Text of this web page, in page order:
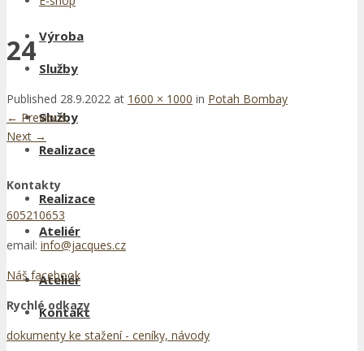
Služby
Realizace
Ateliér
Kontakt
Výroba
Služby
Realizace
Ateliér
24
Published 28.9.2022 at 1600 × 1000 in Potah Bombay
← Previous
Next →
Kontakty
605210653
email: info@jacques.cz
Náš facebook
Rychlé odkazy
dokumenty ke stažení - ceníky, návody